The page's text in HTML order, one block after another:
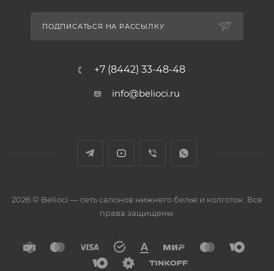
ПОДПИСАТЬСЯ НА РАССЫЛКУ
+7 (8442) 33-48-48
info@belioci.ru
2026 © Belioci — сеть салонов нижнего белья и колготок. Все
права защищены.